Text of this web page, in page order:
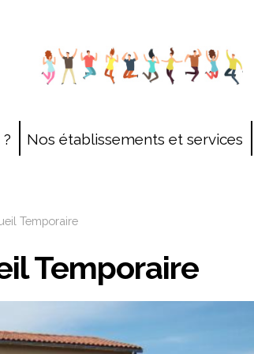
Nos établissements et services
ESAT-EA
Temporaire
Temporaire